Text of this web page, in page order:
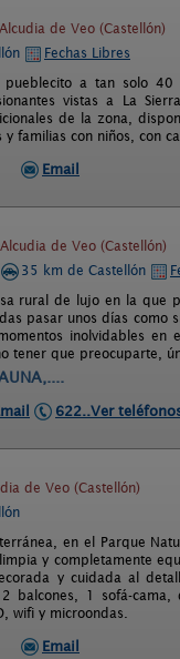
de Veo (Castellón)
Fechas Libres
pueblecito a tan solo
vistas a La
de la zona,
familias con niños, con
Email
de Veo (Castellón)
35 km de Castellón
rural de lujo en la que
pasar unos días como
inolvidables en
que preocuparte,
622..Ver
de Veo (Castellón)
en el Parque
y completamente
y cuidada al
balcones, 1 sofá-cama,
wifi y microondas.
Email